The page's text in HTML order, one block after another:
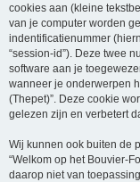
cookies aan (kleine
van je computer worden
indentificatienummer
“session-id”). Deze twee
software aan je
wanneer je onderwerpen
(Thepet)”. Deze cookie
gelezen zijn en verbetert
Wij kunnen ook buiten de
“Welkom op het Bouvier-
daarop niet van